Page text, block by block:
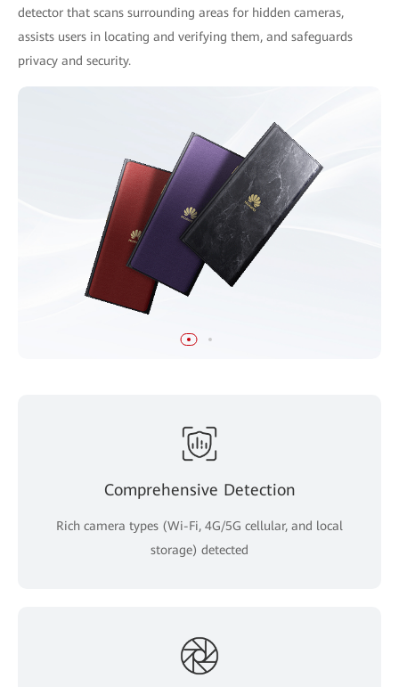
detector that scans surrounding areas for hidden cameras,
assists users in locating and verifying them, and safeguards
privacy and security.
Comprehensive Detection
Rich camera types (Wi-Fi, 4G/5G cellular, and local
storage) detected